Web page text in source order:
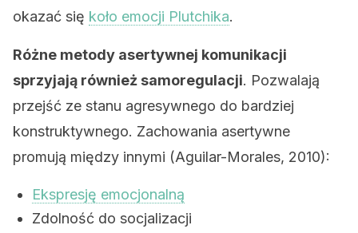
okazać się koło emocji Plutchika.
Różne metody asertywnej komunikacji
sprzyjają również samoregulacji. Pozwalają
przejść ze stanu agresywnego do bardziej
konstruktywnego. Zachowania asertywne
promują między innymi (Aguilar-Morales, 2010):
Ekspresję emocjonalną
Zdolność do socjalizacji